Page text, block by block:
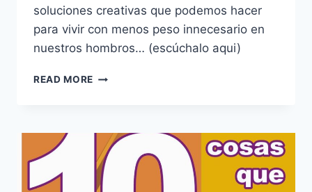
soluciones creativas que podemos hacer
para vivir con menos peso innecesario en
nuestros hombros… (escúchalo aqui)
READ MORE 10
QUITARÁN
PESO
INNECESARIO